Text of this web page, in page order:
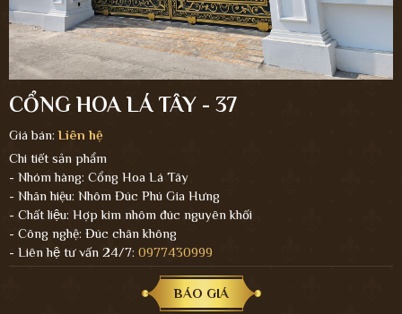
CỔNG HOA LÁ TÂY - 37
Giá bán:Liên hệ
Chi tiết sản phẩm
- Nhóm hàng: Cổng Hoa Lá Tây
- Nhãn hiệu: Nhôm Đúc Phú Gia Hưng
- Chất liệu: Hợp kim nhôm đúc nguyên khối
- Công nghệ: Đúc chân không
- Liên hệ tư vấn 24/7: 0977430999
BÁO GIÁ